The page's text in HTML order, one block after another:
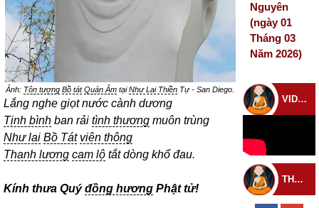
Ảnh: Tôn tượng Bồ tát Quán ÂmtạiNhư Lai ThiềnTự - San Diego.
Lắng nghe giọt nước cành dương
Tịnh bình ban rải tình thương muôn trùng
Như lai Bồ Tát viên thông
Thanh lương cam lộ tắt dòng khổ đau.
Kính thưa Quýđồng hương Phật tử!
Nguyên
(ngày 01
Tháng 03
Năm 2026)
VIDEO CHÙA
THEO DÕI THIỀN TỰ